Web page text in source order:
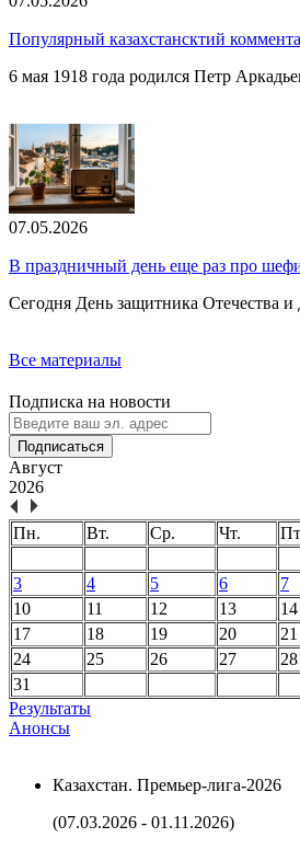
Популярный казахстансктий
6 мая 1918 года родился Петр
07.05.2026
В праздничный день еще раз про
Сегодня День защитника Отечества и
Все материалы
Подписка на новости
Подписаться
Август
2026
Пн. Вт. Ср. Чт.
3
4 5 6 7
10
11 12 13 14
17
18 19 20 21
24
25 26 27 28
31
Результаты
Анонсы
Казахстан. Премьер-лига-2026
(07.03.2026 - 01.11.2026)